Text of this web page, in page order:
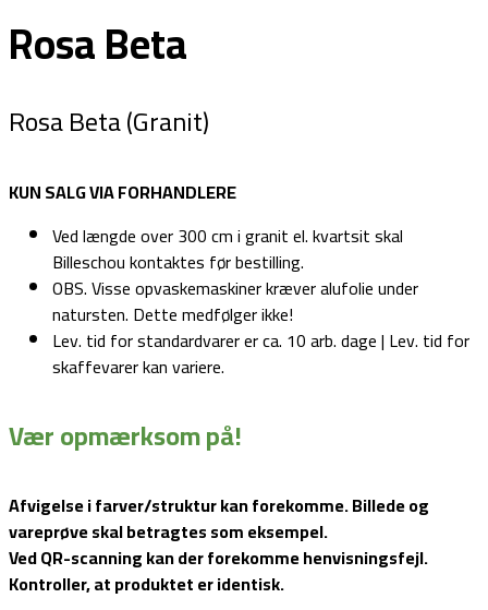
Rosa Beta
Rosa Beta (Granit)
KUN SALG VIA FORHANDLERE
Ved længde over 300 cm i granit el. kvartsit skal
Billeschou kontaktes før bestilling.
OBS. Visse opvaskemaskiner kræver alufolie under
natursten. Dette medfølger ikke!
Lev. tid for standardvarer er ca. 10 arb. dage | Lev. tid for
skaffevarer kan variere.
Vær opmærksom på!
Afvigelse i farver/struktur kan forekomme. Billede og
vareprøve skal betragtes som eksempel.
Ved QR-scanning kan der forekomme henvisningsfejl.
Kontroller, at produktet er identisk.